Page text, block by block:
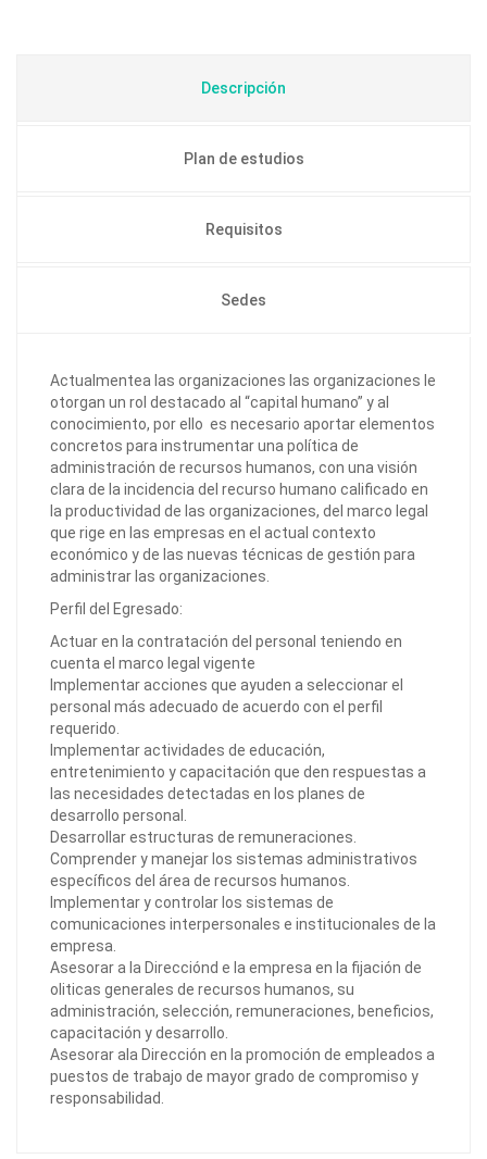
Descripción
Plan de estudios
Requisitos
Sedes
Actualmentea las organizaciones las organizaciones le
otorgan un rol destacado al “capital humano” y al
conocimiento, por ello es necesario aportar elementos
concretos para instrumentar una política de
administración de recursos humanos, con una visión
clara de la incidencia del recurso humano calificado en
la productividad de las organizaciones, del marco legal
que rige en las empresas en el actual contexto
económico y de las nuevas técnicas de gestión para
administrar las organizaciones.
Perfil del Egresado:
Actuar en la contratación del personal teniendo en
cuenta el marco legal vigente
Implementar acciones que ayuden a seleccionar el
personal más adecuado de acuerdo con el perfil
requerido.
Implementar actividades de educación,
entretenimiento y capacitación que den respuestas a
las necesidades detectadas en los planes de
desarrollo personal.
Desarrollar estructuras de remuneraciones.
Comprender y manejar los sistemas administrativos
específicos del área de recursos humanos.
Implementar y controlar los sistemas de
comunicaciones interpersonales e institucionales de la
empresa.
Asesorar a la Direcciónd e la empresa en la fijación de
oliticas generales de recursos humanos, su
administración, selección, remuneraciones, beneficios,
capacitación y desarrollo.
Asesorar ala Dirección en la promoción de empleados a
puestos de trabajo de mayor grado de compromiso y
responsabilidad.